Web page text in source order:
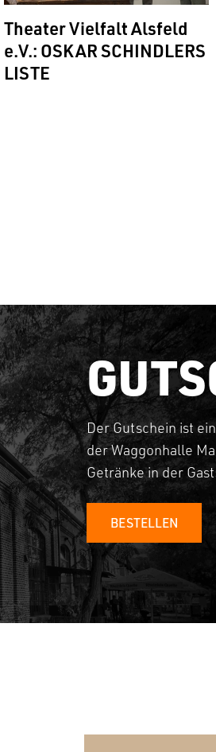
Theater Vielfalt Alsfeld
e.V.: OSKAR SCHINDLERS
LISTE
Der Gutschein ist
der Waggonhalle
Getränke in der
BESTELLEN